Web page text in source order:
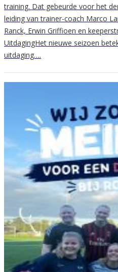
training. Dat gebeurde voor het
leiding van trainer-coach Marco
Ranck, Erwin Griffioen en
UitdagingHet nieuwe seizoen
uitdaging….